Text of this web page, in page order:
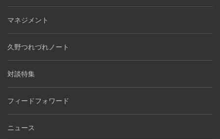
マネジメント
久野つれづれノート
対談特集
フィードフォワード
ニュース